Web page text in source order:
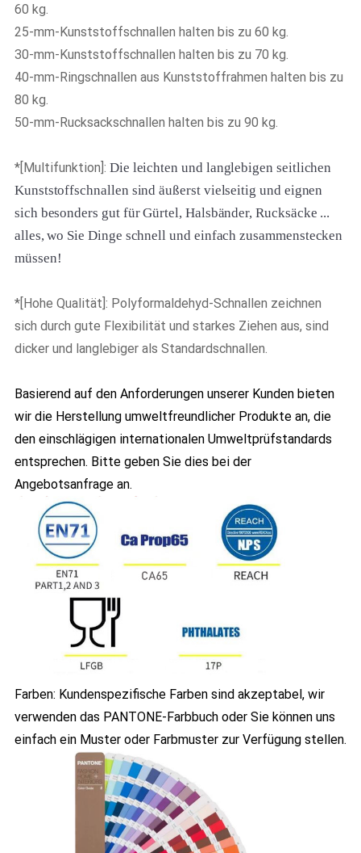
60 kg.
25-mm-Kunststoffschnallen halten bis zu 60 kg.
30-mm-Kunststoffschnallen halten bis zu 70 kg.
40-mm-Ringschnallen aus Kunststoffrahmen halten bis zu
80 kg.
50-mm-Rucksackschnallen halten bis zu 90 kg.
*[Multifunktion]: Die leichten und langlebigen seitlichen
Kunststoffschnallen sind äußerst vielseitig und eignen
sich besonders gut für Gürtel, Halsbänder, Rucksäcke ...
alles, wo Sie Dinge schnell und einfach zusammenstecken
müssen!
*[Hohe Qualität]: Polyformaldehyd-Schnallen zeichnen
sich durch gute Flexibilität und starkes Ziehen aus, sind
dicker und langlebiger als Standardschnallen.
Basierend auf den Anforderungen unserer Kunden bieten
wir die Herstellung umweltfreundlicher Produkte an, die
den einschlägigen internationalen Umweltprüfstandards
entsprechen. Bitte geben Sie dies bei der
Angebotsanfrage an.
Farben: Kundenspezifische Farben sind akzeptabel, wir
verwenden das PANTONE-Farbbuch oder Sie können uns
einfach ein Muster oder Farbmuster zur Verfügung stellen.